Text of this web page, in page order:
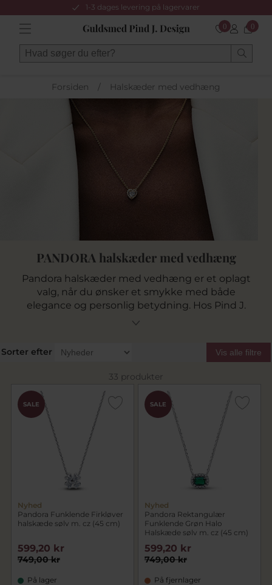
1-3 dages levering på lagervarer
0 0
Forsiden / Halskæder med vedhæng
PANDORA halskæder med vedhæng
Pandora halskæder med vedhæng er et oplagt
valg, når du ønsker et smykke med både
elegance og personlig betydning. Hos Pind J.
Design finder du Pandora halskæder med fine
alene eller kombineres med andre smykker for
et personligt udtryk.
Sorter efter Vis alle filtre
33 produkter
SALE
Nyhed
Pandora Funklende Firkløver
halskæde sølv m. cz (45 cm)
749,00 kr
599,20 kr
På lager
SALE
Nyhed
Pandora Rektangulær
Funklende Grøn Halo
Halskæde sølv m. cz (45 cm)
749,00 kr
599,20 kr
På fjernlager